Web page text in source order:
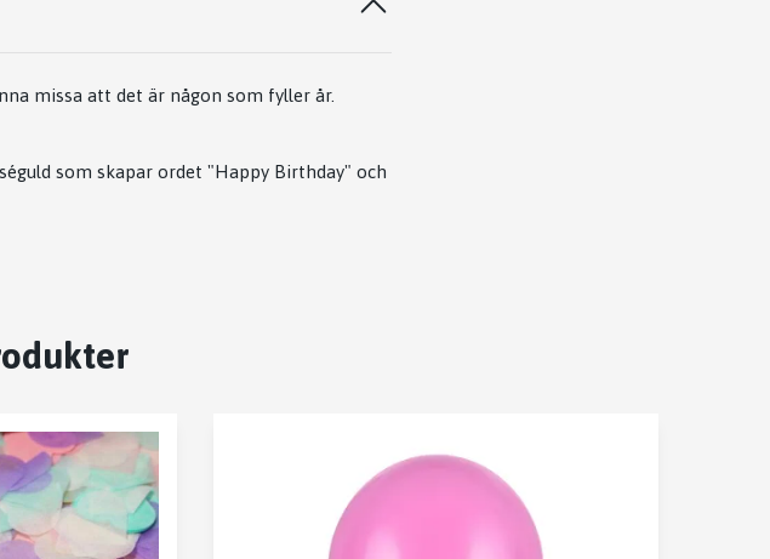
missa att det är någon som fyller år.
som skapar ordet "Happy Birthday" och